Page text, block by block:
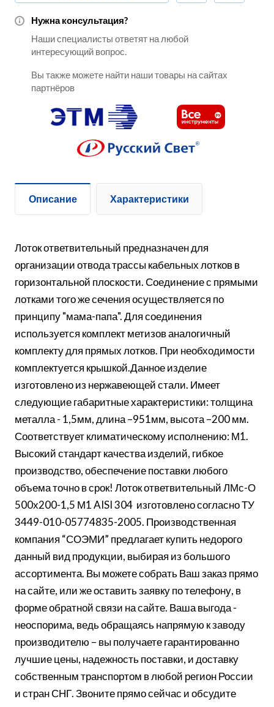
Нужна консультация?
Наши специалисты ответят на любой
интересующий вопрос.
Вы также можете найти наши товары на сайтах
партнёров
Описание Характеристики
Лоток ответвительный предназначен для
организации отвода трассы кабельных лотков в
горизонтальной плоскости. Соединение с прямыми
лотками того же сечения осуществляется по
принципу "мама-папа". Для соединения
используется комплект метизов аналогичный
комплекту для прямых лотков. При необходимости
комплектуется крышкой.Данное изделие
изготовлено из нержавеющей стали. Имеет
следующие габаритные характеристики: толщина
металла - 1,5мм, длина –951мм, высота –200 мм.
Соответствует климатическому исполнению: М1.
Высокий стандарт качества изделий, гибкое
производство, обеспечение поставки любого
объема точно в срок! Лоток ответвительный ЛМс-О
500х200-1,5 М1 AISI 304 изготовлено согласно ТУ
3449-010-05774835-2005. Производственная
компания “СОЭМИ” предлагает купить недорого
данный вид продукции, выбирая из большого
ассортимента. Вы можете собрать Ваш заказ прямо
на сайте, или же оставить заявку по телефону, в
форме обратной связи на сайте. Ваша выгода -
неоспорима, ведь обращаясь напрямую к заводу
производителю – вы получаете гарантированно
лучшие цены, надежность поставки, и доставку
собственным транспортом в любой регион России
и стран СНГ. Звоните прямо сейчас и обсудите